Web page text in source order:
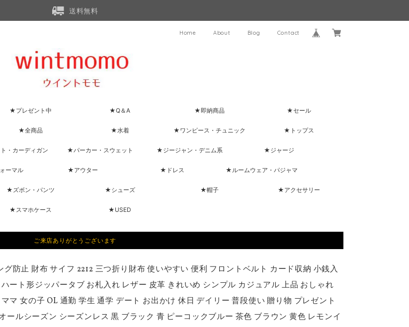
送料無料
Home About Blog Contact
★プレゼント中 ★Q＆A ★即納商品 ★セール
★全商品 ★水着 ★ワンピース・チュニック ★トップス
・カーディガン ★パーカー・スウェット ★ジージャン・デニム系 ★ジャージ
ーマル ★アウター ★ドレス ★ルームウェア・パジャマ
★ズボン・パンツ ★シューズ ★帽子 ★アクセサリー
★スマホケース ★USED
ご来店ありがとうございます
グ防止 財布 サイフ 2212 三つ折り財布 使いやすい 便利 フロントベルト カード収納 小銭入
ート形ジッパータブ お札入れ レザー 皮革 きれいめ シンプル カジュアル 上品 おしゃれ
マ 女の子 OL 通勤 学生 通学 デート お出かけ 休日 デイリー 普段使い 贈り物 プレゼント
ールシーズン シーズンレス 黒 ブラック 青 ピーコックブルー 茶色 ブラウン 黄色 レモンイ